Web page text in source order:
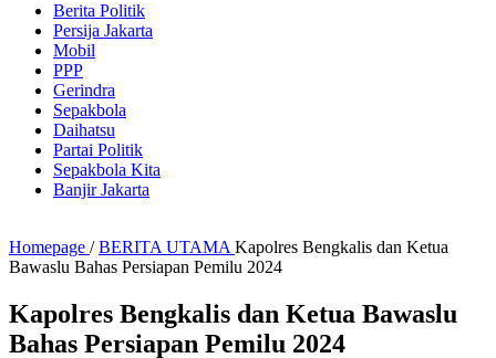
Berita Politik
Persija Jakarta
Mobil
PPP
Gerindra
Sepakbola
Daihatsu
Partai Politik
Sepakbola Kita
Banjir Jakarta
Homepage / BERITA UTAMA Kapolres Bengkalis dan Ketua
Bawaslu Bahas Persiapan Pemilu 2024
Kapolres Bengkalis dan Ketua Bawaslu
Bahas Persiapan Pemilu 2024